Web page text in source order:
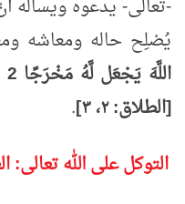
-تعالى- يدعوه ويسأله
يُصْلِح حاله ومعاشه
اللَّهَ يَجْعَل لَّهُ مَخْرَجًا
[الطلاق: ٢، ٣]
.
التوكل على الله تعالى: